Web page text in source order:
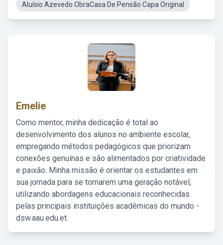
Aluísio Azevedo ObraCasa De Pensão Capa Original
Emelie
Como mentor, minha dedicação é total ao
desenvolvimento dos alunos no ambiente escolar,
empregando métodos pedagógicos que priorizam
conexões genuínas e são alimentados por criatividade
e paixão. Minha missão é orientar os estudantes em
sua jornada para se tornarem uma geração notável,
utilizando abordagens educacionais reconhecidas
pelas principais instituições acadêmicas do mundo -
dsw.aau.edu.et.